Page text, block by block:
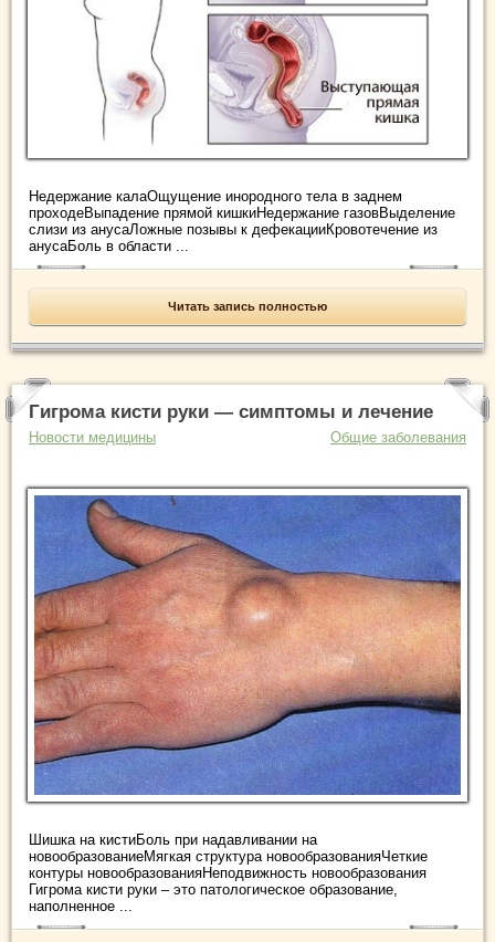
Недержание калаОщущение инородного тела в заднем
проходеВыпадение прямой кишкиНедержание газовВыделение
слизи из анусаЛожные позывы к дефекацииКровотечение из
анусаБоль в области ...
Читать запись полностью
Гигрома кисти руки — симптомы и лечение
Новости медицины Общие заболевания
Шишка на кистиБоль при надавливании на
новообразованиеМягкая структура новообразованияЧеткие
контуры новообразованияНеподвижность новообразования
Гигрома кисти руки – это патологическое образование,
наполненное ...